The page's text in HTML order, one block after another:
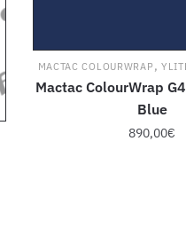
MACTAC COLOURWRAP ,
Mactac ColourWrap
Blue
890,00€